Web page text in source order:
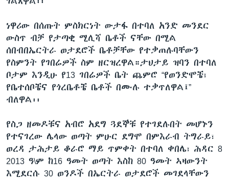
ነዋሪው በሰጡት ምስክርነት ውታፋ በተባለ አንድ መንደር
ውስጥ ብቻ የታጣቂ ሚሊሻ ቤቶች ናቸው በሚል
ሰበብበኤርትራ ወታደሮች ቤቶቻቸው የተቃጠሉባቸውን
የስምንት የገበሬዎች ስም ዘርዝረዋል።ታህታይ ዝባን በተባለ
ቦታም እንዲሁ የ13 ገበሬዎች ቤት ጨምሮ “የወንድሞቼ፣
የቤተሰቦቼና የጎረቤቶቼ ቤቶች በሙሉ ተቃጥለዋል፤”
ብለዋል፡፡
የስጋ ዘመዶቹና አብሮ አደግ ጓደኞቹ የተገደሉበት መሆኑን
የተናገረው ሌላው ወጣት ምሁር ደግሞ በምእራብ ትግራይ፣
ወረዳ ታሕታይ ቆራሮ ማይ ጥምቀት በተባለ ቀበሌ፣ ሕዳር 8
2013 ዓ\ም ከ16 ዓመት ወጣት እስከ 80 ዓመት ኣዛውንት
እሚደርሱ 30 ወንዶች በኤርትራ ወታደሮች መገደላቸውን